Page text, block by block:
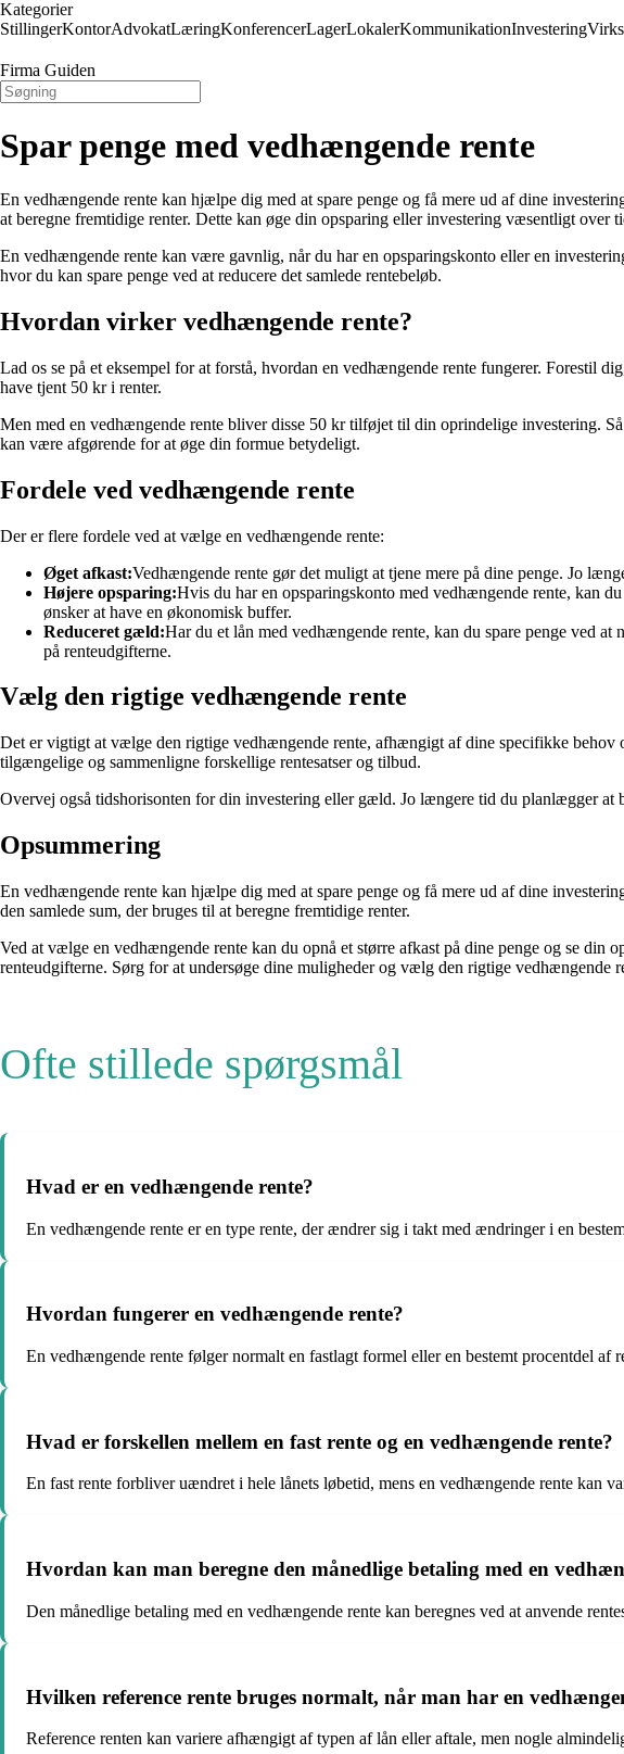
Kategorier
StillingerKontorAdvokatLæringKonferencerLagerLokalerKommunikationInvestering
Firma Guiden
Spar penge med vedhængende rente
En vedhængende rente kan hjælpe dig med at spare penge og få mere ud af dine
at beregne fremtidige renter. Dette kan øge din opsparing eller investering væsentligt over
En vedhængende rente kan være gavnlig, når du har en opsparingskonto eller en
hvor du kan spare penge ved at reducere det samlede rentebeløb.
Hvordan virker vedhængende rente?
Lad os se på et eksempel for at forstå, hvordan en vedhængende rente fungerer. Forestil
have tjent 50 kr i renter.
Men med en vedhængende rente bliver disse 50 kr tilføjet til din oprindelige investering.
kan være afgørende for at øge din formue betydeligt.
Fordele ved vedhængende rente
Der er flere fordele ved at vælge en vedhængende rente:
Øget afkast:Vedhængende rente gør det muligt at tjene mere på dine penge. Jo
Højere opsparing:Hvis du har en opsparingskonto med vedhængende rente, kan
ønsker at have en økonomisk buffer.
Reduceret gæld:Har du et lån med vedhængende rente, kan du spare penge ved
på renteudgifterne.
Vælg den rigtige vedhængende rente
Det er vigtigt at vælge den rigtige vedhængende rente, afhængigt af dine specifikke behov
tilgængelige og sammenligne forskellige rentesatser og tilbud.
Overvej også tidshorisonten for din investering eller gæld. Jo længere tid du planlægger at
Opsummering
En vedhængende rente kan hjælpe dig med at spare penge og få mere ud af dine
den samlede sum, der bruges til at beregne fremtidige renter.
Ved at vælge en vedhængende rente kan du opnå et større afkast på dine penge og se din
renteudgifterne. Sørg for at undersøge dine muligheder og vælg den rigtige vedhængende
Ofte stillede spørgsmål
Hvad er en vedhængende rente?
En vedhængende rente er en type rente, der ændrer sig i takt med ændringer i en
Hvordan fungerer en vedhængende rente?
En vedhængende rente følger normalt en fastlagt formel eller en bestemt procentdel af
Hvad er forskellen mellem en fast rente og en vedhængende rente?
En fast rente forbliver uændret i hele lånets løbetid, mens en vedhængende rente kan
Hvordan kan man beregne den månedlige betaling med en
Den månedlige betaling med en vedhængende rente kan beregnes ved at anvende
Hvilken reference rente bruges normalt, når man har en
Reference renten kan variere afhængigt af typen af lån eller aftale, men nogle